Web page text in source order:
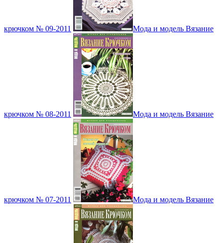
крючком № 09-2011 Мода и модель Вязание
крючком № 08-2011 Мода и модель Вязание
крючком № 07-2011 Мода и модель Вязание